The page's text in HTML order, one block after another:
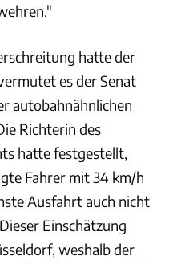
hatte der
es der Senat
autobahnähnlichen
Richterin des
hatte festgestellt,
Fahrer mit 34 km/h
Ausfahrt auch nicht
Einschätzung
weshalb der